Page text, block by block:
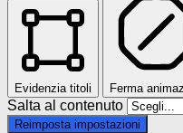
Evidenzia titoli Ferma
Salta al contenuto
Reimposta impostazioni